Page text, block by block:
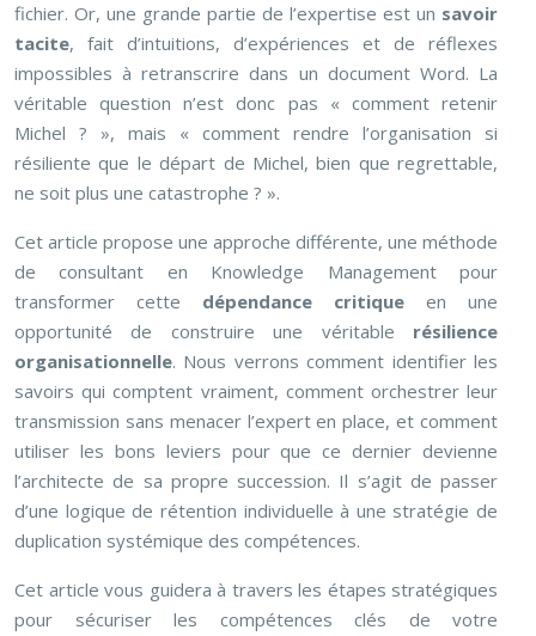
fichier. Or, une grande partie de l’expertise est un savoir
tacite, fait d’intuitions, d’expériences et de réflexes
impossibles à retranscrire dans un document Word. La
véritable question n’est donc pas « comment retenir
Michel ? », mais « comment rendre l’organisation si
résiliente que le départ de Michel, bien que regrettable,
ne soit plus une catastrophe ? ».
Cet article propose une approche différente, une méthode
de consultant en Knowledge Management pour
transformer cette dépendance critique en une
opportunité de construire une véritable résilience
organisationnelle. Nous verrons comment identifier les
savoirs qui comptent vraiment, comment orchestrer leur
transmission sans menacer l’expert en place, et comment
utiliser les bons leviers pour que ce dernier devienne
l’architecte de sa propre succession. Il s’agit de passer
d’une logique de rétention individuelle à une stratégie de
duplication systémique des compétences.
Cet article vous guidera à travers les étapes stratégiques
pour sécuriser les compétences clés de votre